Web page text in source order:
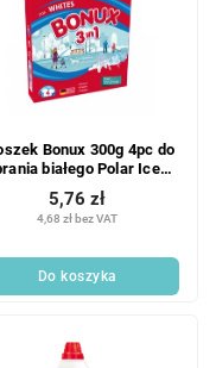
Bonux 300g 4pc do
białego Polar Ice
4,68 zł bez VAT
5,76 zł
Do koszyka